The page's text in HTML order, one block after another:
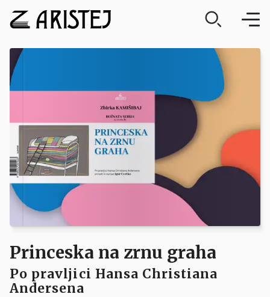
Princeska na zrnu graha
Po pravljici Hansa Christiana
Andersena